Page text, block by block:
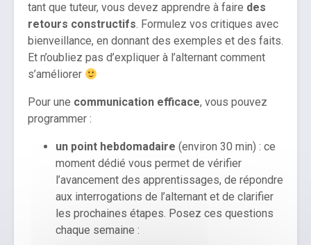
tant que tuteur, vous devez apprendre à faire des
retours constructifs. Formulez vos critiques avec
bienveillance, en donnant des exemples et des faits.
Et n’oubliez pas d’expliquer à l’alternant comment
s’améliorer
Pour une communication efficace, vous pouvez
programmer :
un point hebdomadaire (environ 30 min) : ce
moment dédié vous permet de vérifier
l’avancement des apprentissages, de répondre
aux interrogations de l’alternant et de clarifier
les prochaines étapes. Posez ces questions
chaque semaine :